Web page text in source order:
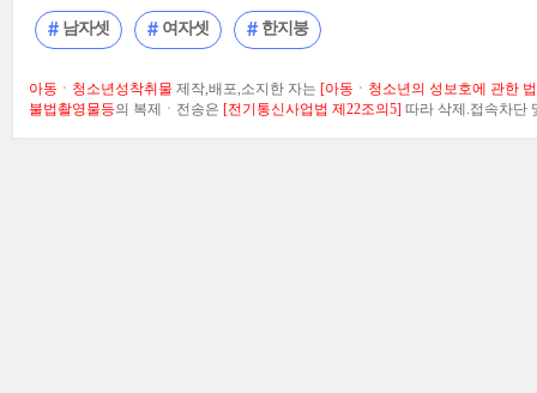
남자셋 여자셋 한지붕
아동ㆍ청소년성착취물 제작,배포,소지한 자는 [아동ㆍ청소년의 성보호에 관한
불법촬영물등의 복제ㆍ전송은 [전기통신사업법 제22조의5] 따라 삭제.접속차단